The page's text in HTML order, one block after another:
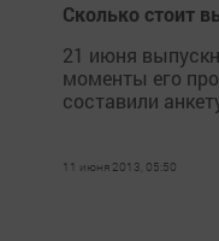
Сколько стоит
21 июня
моменты его
составили
11 июня 2013, 05:50